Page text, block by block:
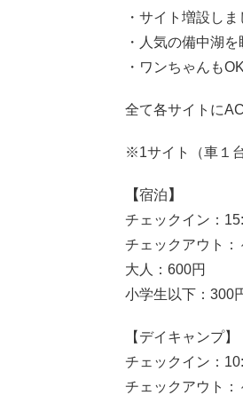
・サイト増設しま
・人気の備中湖
・ワンちゃんも
全て各サイトに
※1サイト（車１
【宿泊
チェックイン：
チェックアウト：
大人：600円
小学生以下：300
【デイキャンプ】
チェックイン：
チェックアウト：